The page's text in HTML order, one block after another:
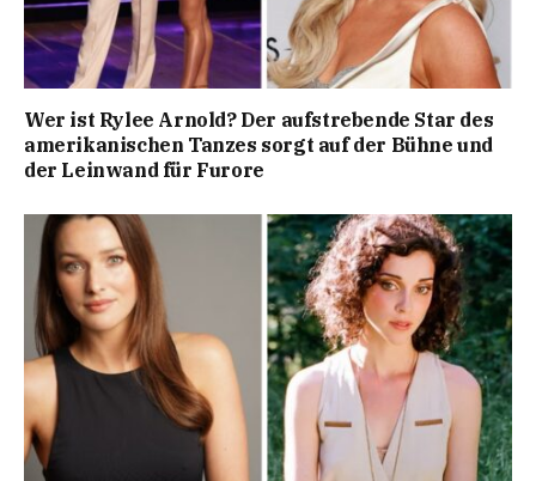
Wer ist Rylee Arnold? Der aufstrebende Star des
amerikanischen Tanzes sorgt auf der Bühne und
der Leinwand für Furore